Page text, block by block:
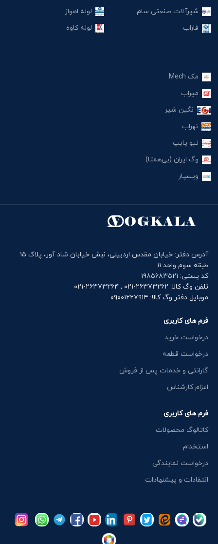
شیرآلات صنعتی سام
فاراب
لوله اهواز
لوله کاوه
مک Mech
میراب
نگین شیر
نهراب
نیو پایپ
وگ ایران (بی‌همتا)
ویسپار
آدرس دفتر: خیابان مقدس اردبیلی، نبش خیابان شاد آور، پلاک ۱۵
طبقه سوم واحد ۱۱
کد پستی: ۱۹۸۵۶۸۳۵۲۱
تلفن وگ کالا: ۲۶۳۷۳۲۶۲-۰۲۱ , ۲۶۳۷۳۲۶۴-۰۲۱
موبایل دفتر وگ کالا: ۰۹۰۰۱۲۲۷۹۱۴
فرم های کاربری
درخواست خرید
درخواست قطعه
گارانتی و خدمات پس از فروش
اعزام کارشناس
فرم های کاربری
کاتالوگ محصولات
استخدام
درخواست نمایندگی
انتقادات و پیشنهادات